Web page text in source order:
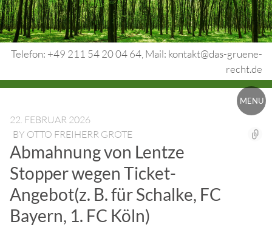
Skip
to
content
Telefon: +49 211 54 20 04 64, Mail: kontakt@das-gruene-
recht.de
Medienrecht.
gewerbl.
Rechtsschutz.
MENU
22. FEBRUAR 2026
BY OTTO FREIHERR GROTE
Abmahnung von Lentze
Stopper wegen Ticket-
Angebot(z. B. für Schalke, FC
Bayern, 1. FC Köln)